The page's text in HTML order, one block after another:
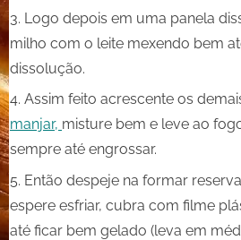
Logo depois em uma panela
milho com o leite mexendo bem
dissolução.
Assim feito acrescente os
manjar, misture bem e leve ao
sempre até engrossar.
Então despeje na formar
espere esfriar, cubra com filme
até ficar bem gelado (leva em